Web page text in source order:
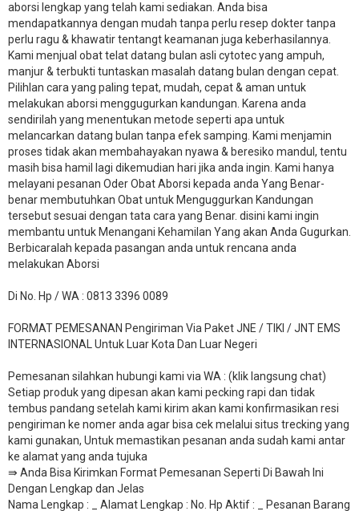
aborsi lengkap yang telah kami sediakan. Anda bisa
mendapatkannya dengan mudah tanpa perlu resep dokter tanpa
perlu ragu & khawatir tentangt keamanan juga keberhasilannya.
Kami menjual obat telat datang bulan asli cytotec yang ampuh,
manjur & terbukti tuntaskan masalah datang bulan dengan cepat.
Pilihlan cara yang paling tepat, mudah, cepat & aman untuk
melakukan aborsi menggugurkan kandungan. Karena anda
sendirilah yang menentukan metode seperti apa untuk
melancarkan datang bulan tanpa efek samping. Kami menjamin
proses tidak akan membahayakan nyawa & beresiko mandul, tentu
masih bisa hamil lagi dikemudian hari jika anda ingin. Kami hanya
melayani pesanan Oder Obat Aborsi kepada anda Yang Benar-
benar membutuhkan Obat untuk Menguggurkan Kandungan
tersebut sesuai dengan tata cara yang Benar. disini kami ingin
membantu untuk Menangani Kehamilan Yang akan Anda Gugurkan.
Berbicaralah kepada pasangan anda untuk rencana anda
melakukan Aborsi
Di No. Hp / WA : 0813 3396 0089
FORMAT PEMESANAN Pengiriman Via Paket JNE / TIKI / JNT EMS
INTERNASIONAL Untuk Luar Kota Dan Luar Negeri
Pemesanan silahkan hubungi kami via WA : (klik langsung chat)
Setiap produk yang dipesan akan kami pecking rapi dan tidak
tembus pandang setelah kami kirim akan kami konfirmasikan resi
pengiriman ke nomer anda agar bisa cek melalui situs trecking yang
kami gunakan, Untuk memastikan pesanan anda sudah kami antar
ke alamat yang anda tujuka
⇛ Anda Bisa Kirimkan Format Pemesanan Seperti Di Bawah Ini
Dengan Lengkap dan Jelas
Nama Lengkap : _ Alamat Lengkap : No. Hp Aktif : _ Pesanan Barang